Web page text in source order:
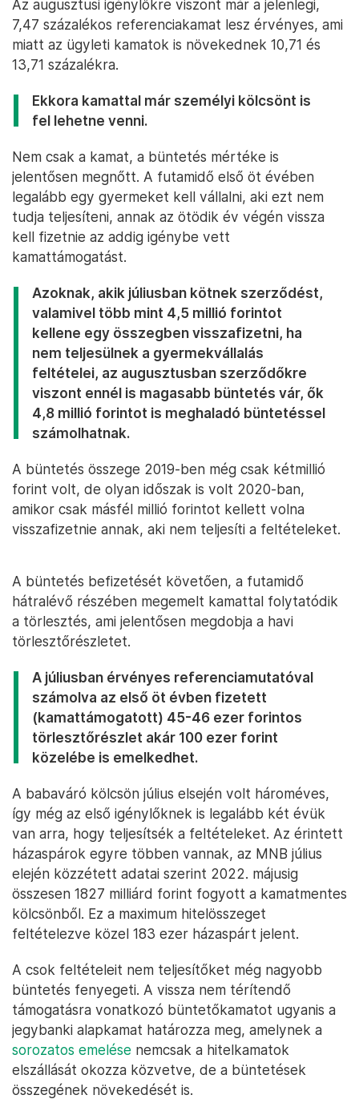
Az augusztusi igénylőkre viszont már a jelenlegi,
7,47 százalékos referenciakamat lesz érvényes, ami
miatt az ügyleti kamatok is növekednek 10,71 és
13,71 százalékra.
Ekkora kamattal már személyi kölcsönt is
fel lehetne venni.
Nem csak a kamat, a büntetés mértéke is
jelentősen megnőtt. A futamidő első öt évében
legalább egy gyermeket kell vállalni, aki ezt nem
tudja teljesíteni, annak az ötödik év végén vissza
kell fizetnie az addig igénybe vett
kamattámogatást.
Azoknak, akik júliusban kötnek szerződést,
valamivel több mint 4,5 millió forintot
kellene egy összegben visszafizetni, ha
nem teljesülnek a gyermekvállalás
feltételei, az augusztusban szerződőkre
viszont ennél is magasabb büntetés vár, ők
4,8 millió forintot is meghaladó büntetéssel
számolhatnak.
A büntetés összege 2019-ben még csak kétmillió
forint volt, de olyan időszak is volt 2020-ban,
amikor csak másfél millió forintot kellett volna
visszafizetnie annak, aki nem teljesíti a feltételeket.
A büntetés befizetését követően, a futamidő
hátralévő részében megemelt kamattal folytatódik
a törlesztés, ami jelentősen megdobja a havi
törlesztőrészletet.
A júliusban érvényes referenciamutatóval
számolva az első öt évben fizetett
(kamattámogatott) 45-46 ezer forintos
törlesztőrészlet akár 100 ezer forint
közelébe is emelkedhet.
A babaváró kölcsön július elsején volt hároméves,
így még az első igénylőknek is legalább két évük
van arra, hogy teljesítsék a feltételeket. Az érintett
házaspárok egyre többen vannak, az MNB július
elején közzétett adatai szerint 2022. májusig
összesen 1827 milliárd forint fogyott a kamatmentes
kölcsönből. Ez a maximum hitelösszeget
feltételezve közel 183 ezer házaspárt jelent.
A csok feltételeit nem teljesítőket még nagyobb
büntetés fenyegeti. A vissza nem térítendő
támogatásra vonatkozó büntetőkamatot ugyanis a
jegybanki alapkamat határozza meg, amelynek a
sorozatos emelése nemcsak a hitelkamatok
elszállását okozza közvetve, de a büntetések
összegének növekedését is.